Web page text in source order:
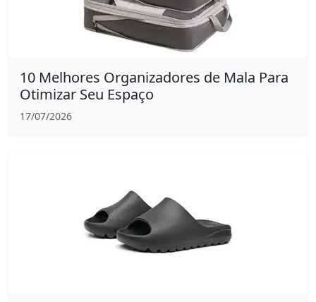
10 Melhores Organizadores de Mala Para
Otimizar Seu Espaço
17/07/2026